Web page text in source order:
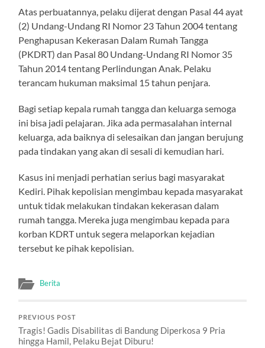
Atas perbuatannya, pelaku dijerat dengan Pasal 44 ayat
(2) Undang-Undang RI Nomor 23 Tahun 2004 tentang
Penghapusan Kekerasan Dalam Rumah Tangga
(PKDRT) dan Pasal 80 Undang-Undang RI Nomor 35
Tahun 2014 tentang Perlindungan Anak. Pelaku
terancam hukuman maksimal 15 tahun penjara.
Bagi setiap kepala rumah tangga dan keluarga semoga
ini bisa jadi pelajaran. Jika ada permasalahan internal
keluarga, ada baiknya di selesaikan dan jangan berujung
pada tindakan yang akan di sesali di kemudian hari.
Kasus ini menjadi perhatian serius bagi masyarakat
Kediri. Pihak kepolisian mengimbau kepada masyarakat
untuk tidak melakukan tindakan kekerasan dalam
rumah tangga. Mereka juga mengimbau kepada para
korban KDRT untuk segera melaporkan kejadian
tersebut ke pihak kepolisian.
Berita
PREVIOUS POST
Tragis! Gadis Disabilitas di Bandung Diperkosa 9 Pria
hingga Hamil, Pelaku Bejat Diburu!